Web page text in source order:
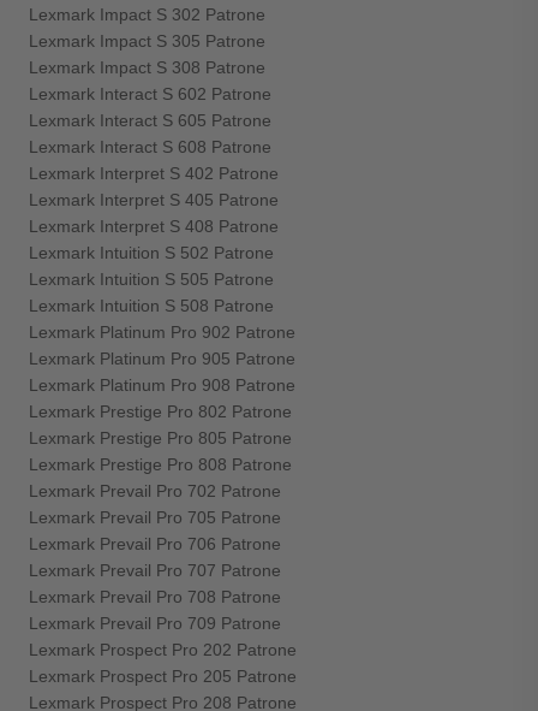
Lexmark Impact S 302 Patrone
Lexmark Impact S 305 Patrone
Lexmark Impact S 308 Patrone
Lexmark Interact S 602 Patrone
Lexmark Interact S 605 Patrone
Lexmark Interact S 608 Patrone
Lexmark Interpret S 402 Patrone
Lexmark Interpret S 405 Patrone
Lexmark Interpret S 408 Patrone
Lexmark Intuition S 502 Patrone
Lexmark Intuition S 505 Patrone
Lexmark Intuition S 508 Patrone
Lexmark Platinum Pro 902 Patrone
Lexmark Platinum Pro 905 Patrone
Lexmark Platinum Pro 908 Patrone
Lexmark Prestige Pro 802 Patrone
Lexmark Prestige Pro 805 Patrone
Lexmark Prestige Pro 808 Patrone
Lexmark Prevail Pro 702 Patrone
Lexmark Prevail Pro 705 Patrone
Lexmark Prevail Pro 706 Patrone
Lexmark Prevail Pro 707 Patrone
Lexmark Prevail Pro 708 Patrone
Lexmark Prevail Pro 709 Patrone
Lexmark Prospect Pro 202 Patrone
Lexmark Prospect Pro 205 Patrone
Lexmark Prospect Pro 208 Patrone